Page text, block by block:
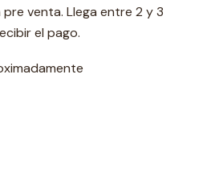
venta. Llega entre 2 y 3
el pago.